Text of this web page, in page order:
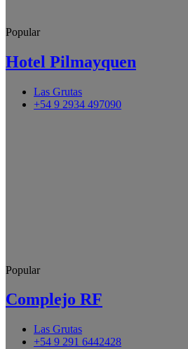
Popular
Hotel Pilmayquen
Las Grutas
+54 9 2934 497090
Popular
Complejo RF
Las Grutas
+54 9 291 6442428